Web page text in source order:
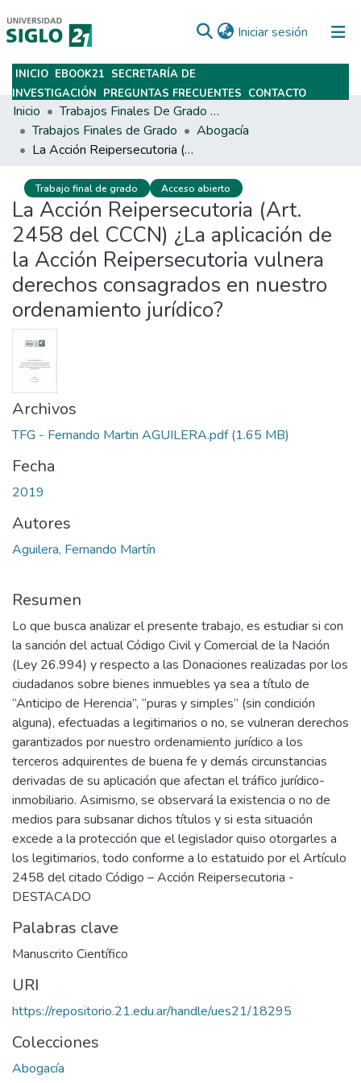
Iniciar sesión (current)
Subir
INICIO EBOOK21 SECRETARÍA DE
INVESTIGACIÓN PREGUNTAS FRECUENTES CONTACTO
Inicio
Trabajos Finales De Grado Y Posgrado
Trabajos Finales de Grado
Abogacía
La Acción Reipersecutoria (Art. 2458 del CCCN) ¿La aplicación de la Acción Reipersecutoria vulnera derechos consagrados en nuestro ordenamiento jurídico?
Trabajo final de grado Acceso abierto
La Acción Reipersecutoria (Art.
2458 del CCCN) ¿La aplicación de
la Acción Reipersecutoria vulnera
derechos consagrados en nuestro
ordenamiento jurídico?
Archivos
TFG - Fernando Martin AGUILERA.pdf(1.65 MB)
Fecha
2019
Autores
Aguilera, Fernando Martín
Resumen
Lo que busca analizar el presente trabajo, es estudiar si con
la sanción del actual Código Civil y Comercial de la Nación
(Ley 26.994) y respecto a las Donaciones realizadas por los
ciudadanos sobre bienes inmuebles ya sea a título de
“Anticipo de Herencia”, “puras y simples” (sin condición
alguna), efectuadas a legitimarios o no, se vulneran derechos
garantizados por nuestro ordenamiento jurídico a los
terceros adquirentes de buena fe y demás circunstancias
derivadas de su aplicación que afectan el tráfico jurídico-
inmobiliario. Asimismo, se observará la existencia o no de
medios para subsanar dichos títulos y si esta situación
excede a la protección que el legislador quiso otorgarles a
los legitimarios, todo conforme a lo estatuido por el Artículo
2458 del citado Código – Acción Reipersecutoria -
DESTACADO
Palabras clave
Manuscrito Científico
URI
https://repositorio.21.edu.ar/handle/ues21/18295
Colecciones
Abogacía